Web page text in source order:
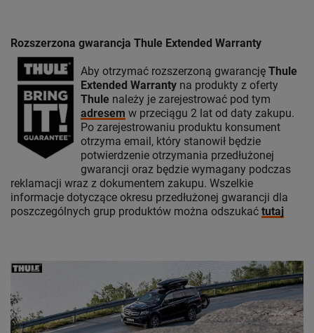
Rozszerzona gwarancja Thule Extended Warranty
Aby otrzymać rozszerzoną gwarancję Thule
Extended Warranty na produkty z oferty
Thule należy je zarejestrować pod tym
adresem w przeciągu 2 lat od daty zakupu.
Po zarejestrowaniu produktu konsument
otrzyma email, który stanowił będzie
potwierdzenie otrzymania przedłużonej
gwarancji oraz będzie wymagany podczas
reklamacji wraz z dokumentem zakupu. Wszelkie
informacje dotyczące okresu przedłużonej gwarancji dla
poszczególnych grup produktów można odszukać tutaj